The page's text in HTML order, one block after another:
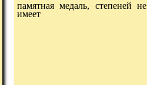
памятная медаль, степеней не
имеет